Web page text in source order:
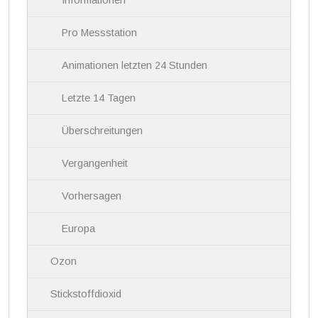
Pro Messstation
Animationen letzten 24 Stunden
Letzte 14 Tagen
Überschreitungen
Vergangenheit
Vorhersagen
Europa
Ozon
Stickstoffdioxid